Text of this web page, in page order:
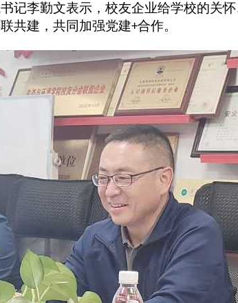
记李勤文表示，校友企业给学校的关
共建，共同加强党建+合作。